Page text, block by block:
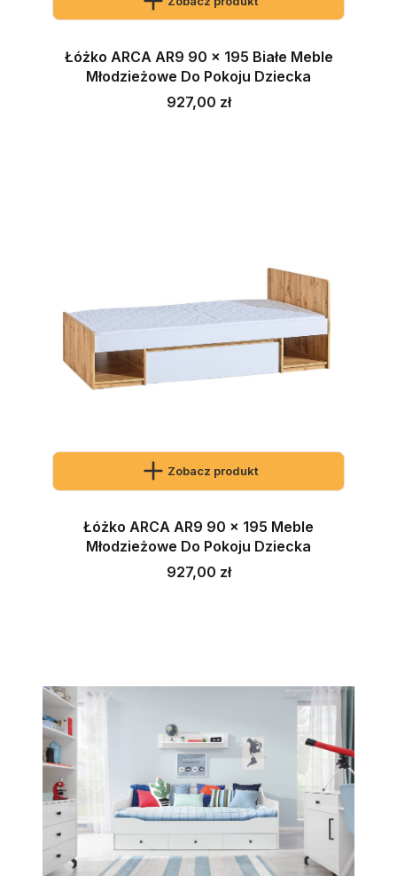
Łóżko ARCA AR9 90 x 195 Białe Meble
Młodzieżowe Do Pokoju Dziecka
Cena
927,00 zł
Zobacz produkt
Łóżko ARCA AR9 90 x 195 Meble
Młodzieżowe Do Pokoju Dziecka
Cena
927,00 zł